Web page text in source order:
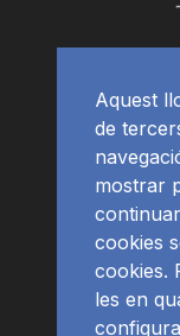
Aquest
de
mostrar
cookies
cookies.
les en